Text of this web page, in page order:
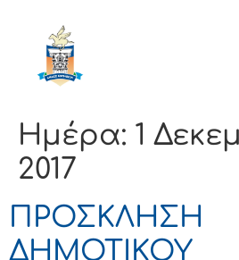
Ημέρα: 1
2017
ΠΡΟΣΚΛΗΣΗ
ΔΗΜΟΤΙΚΟΥ